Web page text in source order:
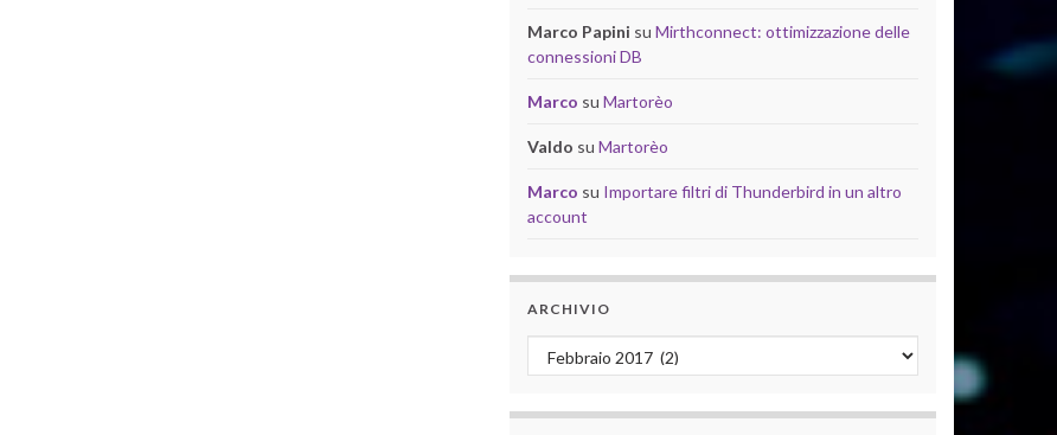
Marco Papini su Mirthconnect: ottimizzazione delle
connessioni DB
Marco su Martorèo
Valdo su Martorèo
Marco su Importare filtri di Thunderbird in un altro
account
ARCHIVIO
Archivio